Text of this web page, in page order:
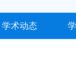
学术动态